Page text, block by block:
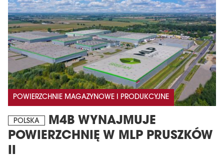
POWIERZCHNIE MAGAZYNOWE I PRODUKCYJNE
POLSKA
M4B WYNAJMUJE
POWIERZCHNIĘ W MLP PRUSZKÓW
II